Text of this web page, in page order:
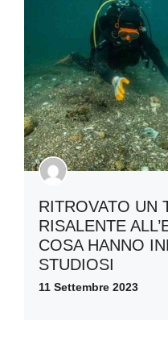
RITROVATO UN
RISALENTE
COSA HANNO
STUDIOSI
11 Settembre 2023